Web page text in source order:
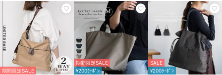
期間限定SALE
期間限定SALE
¥200ｸｰﾎﾟﾝ
SALE
¥200ｸｰﾎﾟﾝ